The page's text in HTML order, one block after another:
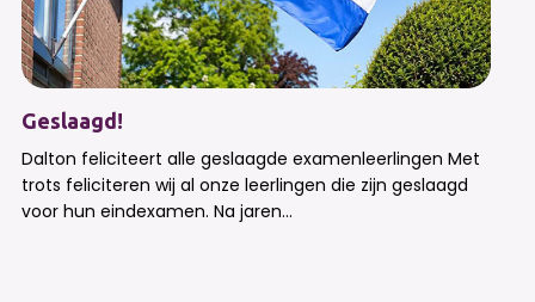
Geslaagd!
Dalton feliciteert alle geslaagde examenleerlingen Met
trots feliciteren wij al onze leerlingen die zijn geslaagd
voor hun eindexamen. Na jaren...